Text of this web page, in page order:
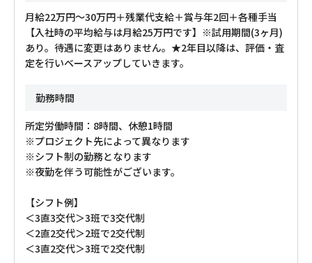
月給22万円～30万円＋残業代支給＋賞与年2回＋各種手当
【入社時の平均給与は月給25万円です】※試用期間(3ヶ月)
あり。待遇に変更はありません。★2年目以降は、評価・査
定を行いベースアップしていきます。
勤務時間
所定労働時間：8時間、休憩1時間
※プロジェクト先によって異なります
※シフト制の勤務となります
※夜勤を伴う可能性がございます。
【シフト例】
＜3直3交代＞3班で3交代制
＜2直2交代＞2班で2交代制
＜3直2交代＞3班で2交代制